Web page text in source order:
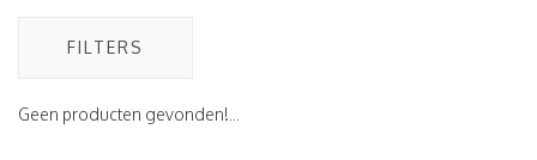
FILTERS
Geen producten gevonden!...